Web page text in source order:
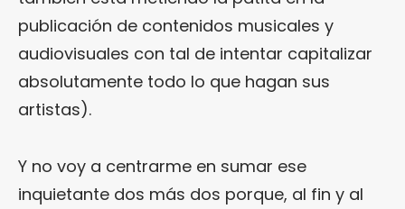
publicación de contenidos musicales y
audiovisuales con tal de intentar capitalizar
absolutamente todo lo que hagan sus
artistas).
Y no voy a centrarme en sumar ese
inquietante dos más dos porque, al fin y al